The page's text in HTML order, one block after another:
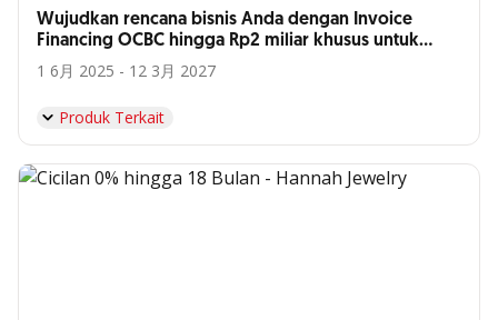
Wujudkan rencana bisnis Anda dengan Invoice
Financing OCBC hingga Rp2 miliar khusus untuk
Anda, Supplier Hyatt Bali*
1 6月 2025 - 12 3月 2027
Produk Terkait